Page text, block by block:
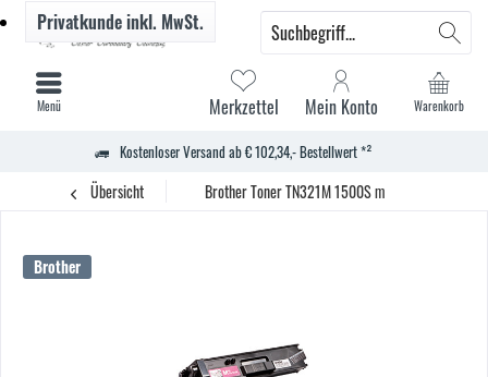
Kostenloser Versand ab € 102,34,- Bestellwert *²
Warenkorb
Merkzettel Mein Konto
Privatkundeinkl. MwSt.
Menü
Übersicht Brother Toner TN321M 1500S m
Brother